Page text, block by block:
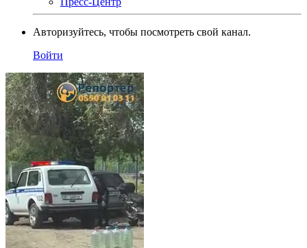
Авторизуйтесь, чтобы посмотреть свой канал.
Войти